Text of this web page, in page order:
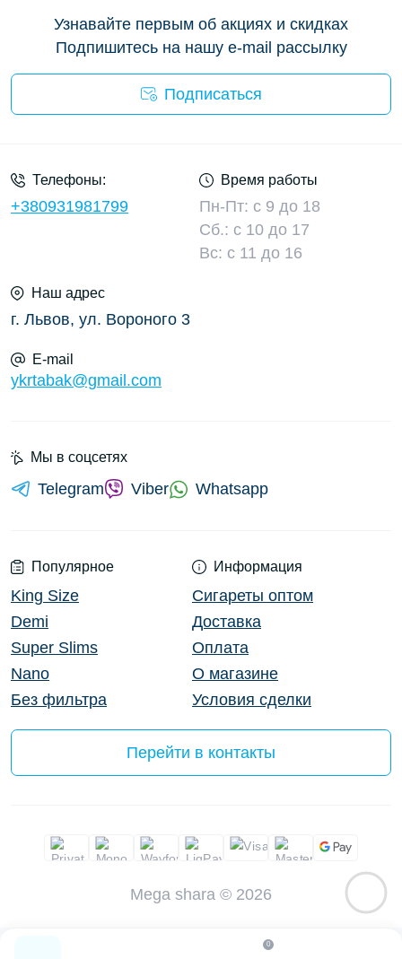
0
Узнавайте первым об акциях и скидках
Подпишитесь на нашу e-mail рассылку
Подписаться
Условия сделки
Телефоны:
+380931981799
Время работы
Пн-Пт: с 9 до 18
Сб.: с 10 до 17
Вс: с 11 до 16
Наш адрес
г. Львов, ул. Вороного 3
E-mail
ykrtabak@gmail.com
Популярное
King Size
Demi
Super Slims
Nano
Без фильтра
Информация
Сигареты оптом
Доставка
Оплата
О магазине
Условия сделки
Перейти в контакты
Мы в соцсетях
Telegram Viber Whatsapp
Mega shara © 2026